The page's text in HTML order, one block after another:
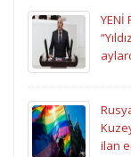
YENİ
ilan